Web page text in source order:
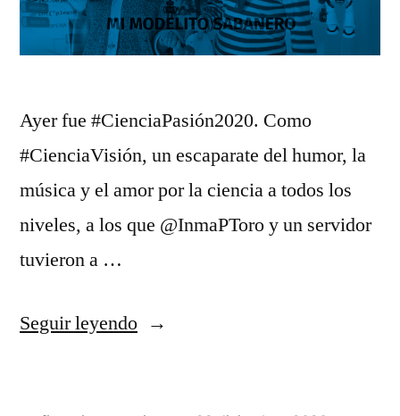
Ayer fue #CienciaPasión2020. Como
#CienciaVisión, un escaparate del humor, la
música y el amor por la ciencia a todos los
niveles, a los que @InmaPToro y un servidor
tuvieron a …
Seguir leyendo«Mi